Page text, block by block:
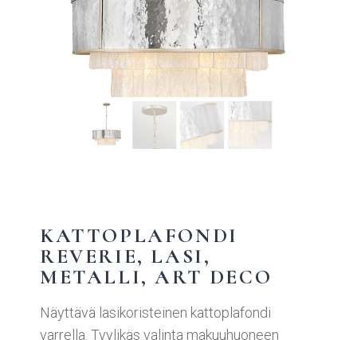
KATTOPLAFONDI
REVERIE, LASI,
METALLI, ART DECO
Näyttävä lasikoristeinen kattoplafondi
varrella. Tyylikäs valinta makuuhuoneen